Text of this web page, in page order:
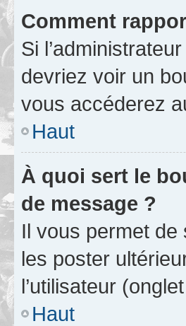
Comment
Si
devriez voir un
vous accéderez
Haut
À quoi sert le
de message ?
Il vous permet
les poster
l’utilisateur
Haut